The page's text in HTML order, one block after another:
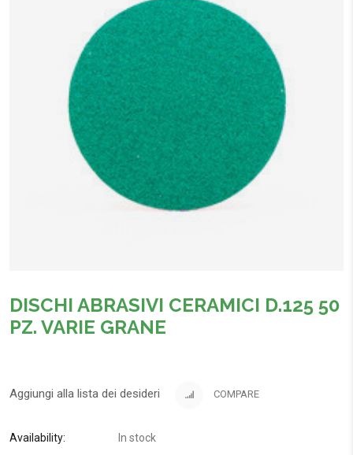
DISCHI ABRASIVI CERAMICI D.125 50
PZ. VARIE GRANE
Aggiungi alla lista dei desideri COMPARE
Availability: In stock